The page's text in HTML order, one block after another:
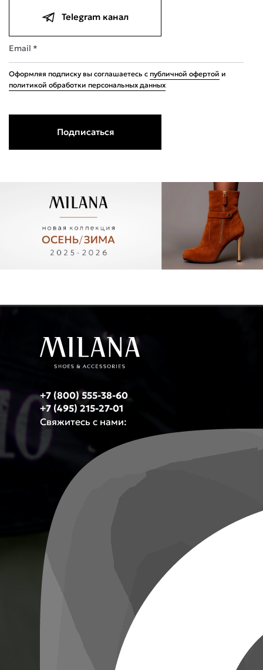
Telegram канал
Email *
Оформляя подписку вы соглашаетесь с публичной офертой и
политикой обработки персональных данных
Подписаться
+7 (800) 555-38-60
+7 (495) 215-27-01
Свяжитесь с нами: